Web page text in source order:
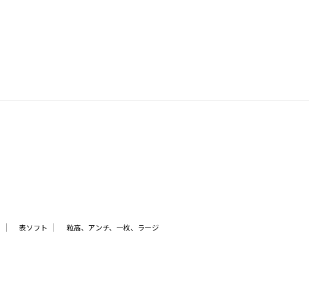
｜ 表ソフト ｜ 粒高、アンチ、一枚、ラージ